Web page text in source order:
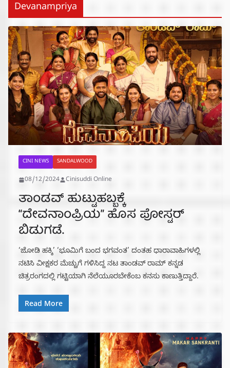
Devanampriya
CINI NEWS SANDALWOOD
08/12/2024 Cinisuddi Online
ತಾಂಡವ್ ಹುಟ್ಟುಹಬ್ಬಕ್ಕೆ
“ದೇವನಾಂಪ್ರಿಯ” ಹೊಸ ಪೋಸ್ಟರ್
ಬಿಡುಗಡೆ.
‘ಜೋಡಿ ಹಕ್ಕಿ’ ‘ಭೂಮಿಗೆ ಬಂದ ಭಗವಂತ’ ದಂತಹ ಧಾರಾವಾಹಿಗಳಲ್ಲಿ
ನಟಿಸಿ ವೀಕ್ಷಕರ ಮೆಚ್ಚುಗೆ ಗಳಿಸಿದ್ದ ನಟ ತಾಂಡವ್ ರಾಮ್ ಕನ್ನಡ
ಚಿತ್ರರಂಗದಲ್ಲಿ ಗಟ್ಟಿಯಾಗಿ ನೆಲೆಯೂರಬೇಕೆಂಬ ಕನಸು ಕಾಣುತ್ತಿದ್ದಾರೆ.
Read More